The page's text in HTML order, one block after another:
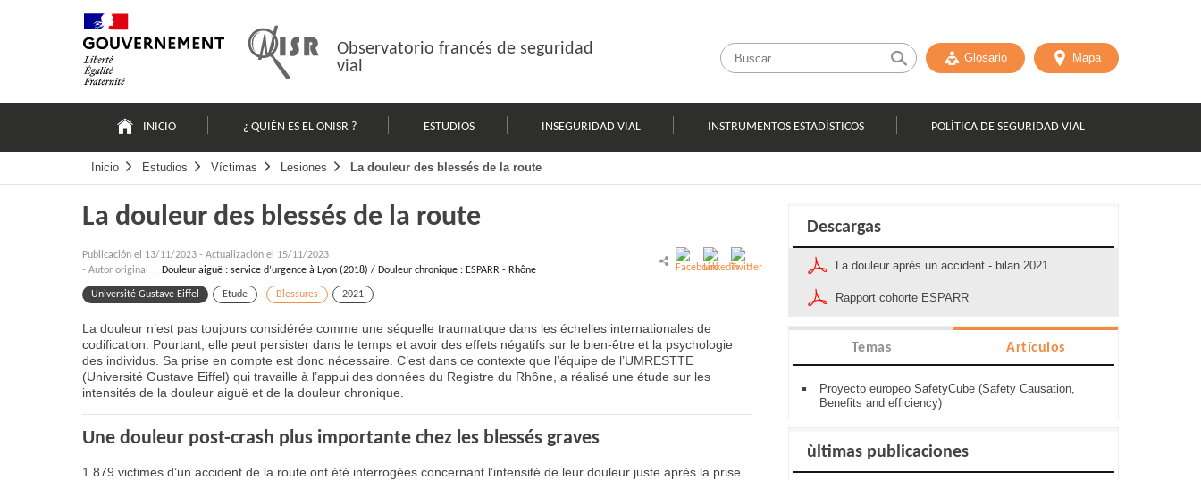
Observatorio francés de seguridad
vial
Glosario Mapa
principale
INICIO ¿ QUIÉN ES EL ONISR ? ESTUDIOS INSEGURIDAD VIAL INSTRUMENTOS ESTADÍSTICOS POLÍTICA DE SEGURIDAD VIAL
Inicio Estudios Víctimas Lesiones La douleur des blessés de la route
La douleur des blessés de la route
Publicación el 13/11/2023 - Actualización el 15/11/2023
- Autor original :
Douleur aiguë : service d’urgence à Lyon (2018) / Douleur chronique : ESPARR - Rhône
Université Gustave Eiffel Etude Blessures 2021
La douleur n’est pas toujours considérée comme une séquelle traumatique dans les échelles internationales de
codification. Pourtant, elle peut persister dans le temps et avoir des effets négatifs sur le bien-être et la psychologie
des individus. Sa prise en compte est donc nécessaire. C’est dans ce contexte que l’équipe de l’UMRESTTE
(Université Gustave Eiffel) qui travaille à l’appui des données du Registre du Rhône, a réalisé une étude sur les
intensités de la douleur aiguë et de la douleur chronique.
Une douleur post-crash plus importante chez les blessés graves
1 879 victimes d’un accident de la route ont été interrogées concernant l’intensité de leur douleur juste après la prise
Descargas
La douleur après un accident - bilan 2021
Rapport cohorte ESPARR
Temas Artículos
Proyecto europeo SafetyCube (Safety Causation,
Benefits and efficiency)
ùltimas publicaciones